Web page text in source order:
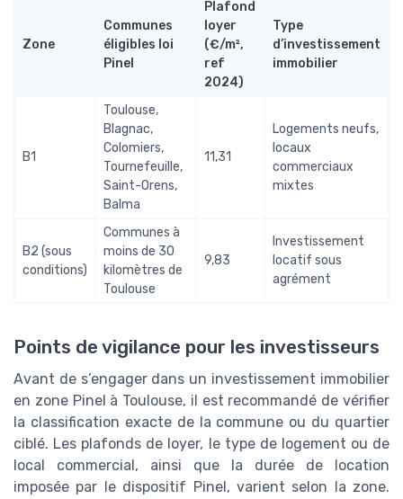
Zone
Communes
éligibles loi
Pinel
Plafond
loyer
(€/m²,
ref
2024)
Type
d’investissement
immobilier
B1
Toulouse,
Blagnac,
Colomiers,
Tournefeuille,
Saint-Orens,
Balma
11,31
Logements neufs,
locaux
commerciaux
mixtes
B2 (sous
conditions)
Communes à
moins de 30
kilomètres de
Toulouse
9,83
Investissement
locatif sous
agrément
Points de vigilance pour les investisseurs
Avant de s’engager dans un investissement immobilier
en zone Pinel à Toulouse, il est recommandé de vérifier
la classification exacte de la commune ou du quartier
ciblé. Les plafonds de loyer, le type de logement ou de
local commercial, ainsi que la durée de location
imposée par le dispositif Pinel, varient selon la zone.